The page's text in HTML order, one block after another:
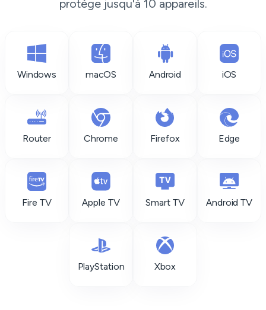
protège jusqu'à 10 appareils.
Windows macOS Android iOS
Router Chrome Firefox Edge
Fire TV Apple TV Smart TV Android TV
PlayStation Xbox